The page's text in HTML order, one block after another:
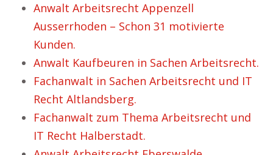
Anwalt Arbeitsrecht Appenzell
Ausserrhoden – Schon 31 motivierte
Kunden.
Anwalt Kaufbeuren in Sachen Arbeitsrecht.
Fachanwalt in Sachen Arbeitsrecht und IT
Recht Altlandsberg.
Fachanwalt zum Thema Arbeitsrecht und
IT Recht Halberstadt.